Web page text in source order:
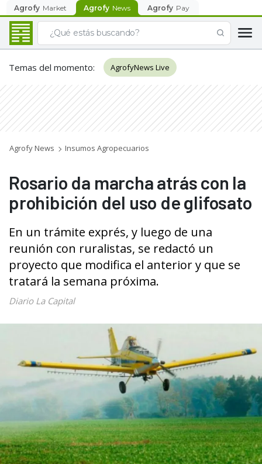
Agrofy Market Agrofy News Agrofy Pay
Temas del momento: AgrofyNews Live
Agrofy News Insumos Agropecuarios
Rosario da marcha atrás con la
prohibición del uso de glifosato
En un trámite exprés, y luego de una
reunión con ruralistas, se redactó un
proyecto que modifica el anterior y que se
tratará la semana próxima.
Diario La Capital